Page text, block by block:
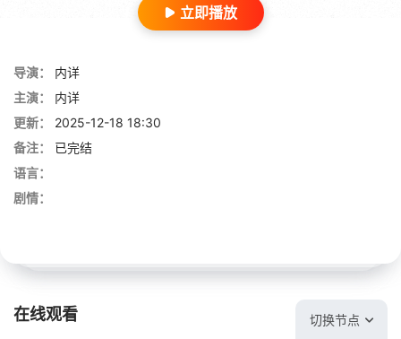
立即播放
导演：
内详
主演：
内详
更新：
2025-12-18 18:30
备注：
已完结
语言：
剧情：
在线观看 切换节点